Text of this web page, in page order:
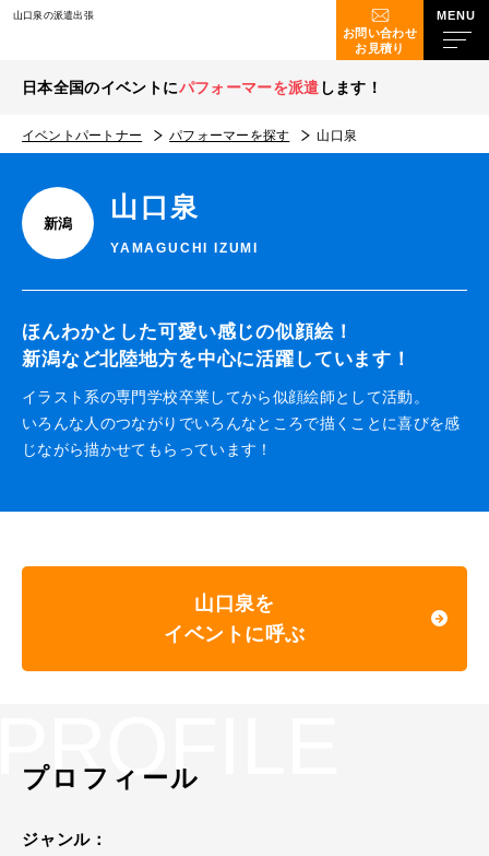
山口泉の派遣出張
お問い合わせ
お見積り
日本全国のイベントにパフォーマーを派遣 します！
イベントパートナー パフォーマーを探す 山口泉
新潟
山口泉
YAMAGUCHI IZUMI
ほんわかとした可愛い感じの似顔絵！
新潟など北陸地方を中心に活躍しています！
イラスト系の専門学校卒業してから似顔絵師として活動。
いろんな人のつながりでいろんなところで描くことに喜びを感
じながら描かせてもらっています！
山口泉を
イベントに呼ぶ
プロフィール
ジャンル：